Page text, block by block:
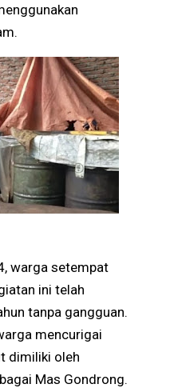
warga setempat
ini telah
tanpa gangguan.
mencurigai
dimiliki oleh
Mas Gondrong.